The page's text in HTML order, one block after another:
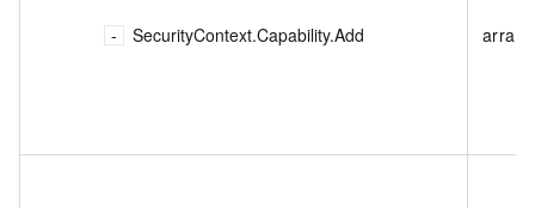
SecurityContext.Capability.Add array